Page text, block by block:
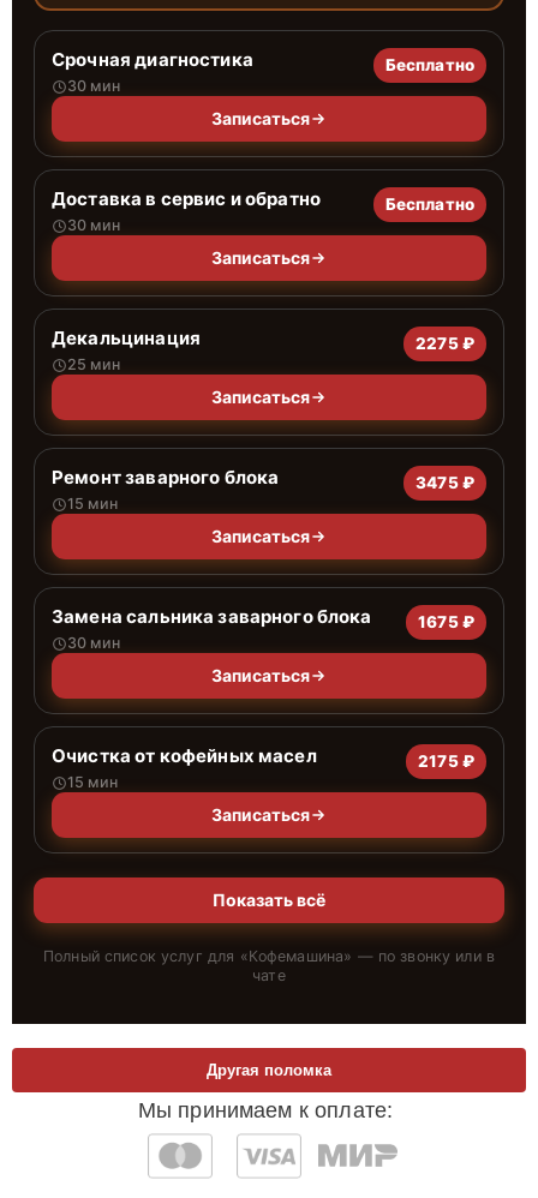
Срочная диагностика
30 мин
Бесплатно
Записаться
Доставка в сервис и обратно
30 мин
Бесплатно
Записаться
Декальцинация
25 мин
2275 ₽
Записаться
Ремонт заварного блока
15 мин
3475 ₽
Записаться
Замена сальника заварного блока
30 мин
1675 ₽
Записаться
Очистка от кофейных масел
15 мин
2175 ₽
Записаться
Показать всё
Полный список услуг для «Кофемашина» — по звонку или в
чате
Мы принимаем к оплате:
Другая поломка